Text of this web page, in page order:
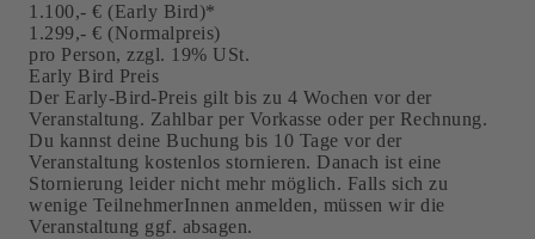
1.100,- € (Early Bird)*
1.299,- € (Normalpreis)
pro Person, zzgl. 19% USt.
Early Bird Preis
Der Early-Bird-Preis gilt bis zu 4 Wochen vor der
Veranstaltung. Zahlbar per Vorkasse oder per Rechnung.
Du kannst deine Buchung bis 10 Tage vor der
Veranstaltung kostenlos stornieren. Danach ist eine
Stornierung leider nicht mehr möglich. Falls sich zu
wenige TeilnehmerInnen anmelden, müssen wir die
Veranstaltung ggf. absagen.